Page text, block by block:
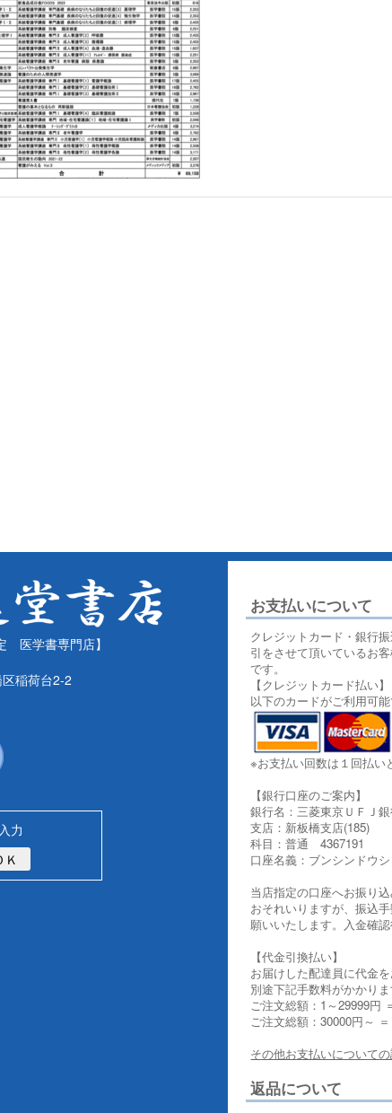
医学書専門店】
稲荷台2-2
力
お支払いについて
クレジットカード・銀行
引をさせて頂いているお
です。
【クレジットカード払い】
以下のカードがご利用可能
※お支払い回数は１回払い
【銀行口座のご案内】
銀行名：三菱東京ＵＦＪ
支店：新板橋支店(185)
科目：普通 4367191
口座名義：ブンシンドウ
当店指定の口座へお振り込
おそれいりますが、振込
願いいたします。入金確
【代金引換払い】
お届けした配達員に代金を
別途下記手数料がかかりま
ご注文総額：1～29999円
ご注文総額：30000円～
その他お支払いについて
返品について